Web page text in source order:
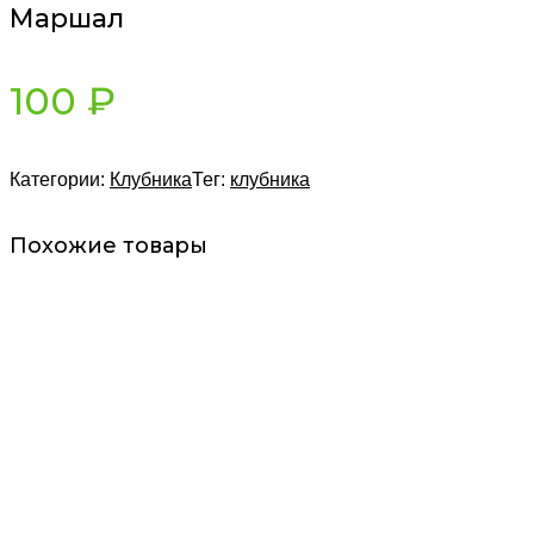
Маршал
100 ₽
Категории: КлубникаТег: клубника
Похожие товары